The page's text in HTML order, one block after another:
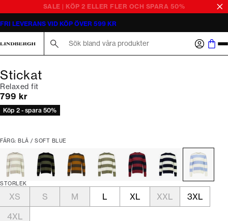
SALE | KÖP 2 ELLER FLER OCH SPARA 50%
FRI LEVERANS VID KÖP ÖVER 599 KR
Stickat
Relaxed fit
Nuvarande pris
799 kr
Köp 2 - spara 50%
FÄRG: BLÅ / SOFT BLUE
STORLEK
XS S M L XL XXL
3XL
4XL